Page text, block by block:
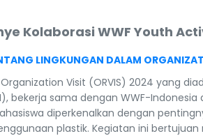
Kolaborasi WWF Youth
LINGKUNGAN DALAM
Visit (ORVIS) 2024 yang
bekerja sama dengan WWF-
diperkenalkan dengan
plastik. Kegiatan ini